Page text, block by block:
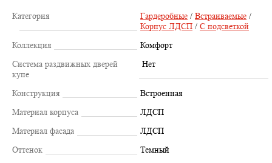
Категория Гардеробные / Встраиваемые /
Корпус ЛДСП / С подсветкой
Коллекция
Комфорт
Система раздвижных дверей
купе
Нет
Конструкция
Встроенная
Материал корпуса
ЛДСП
Материал фасада
ЛДСП
Оттенок
Темный